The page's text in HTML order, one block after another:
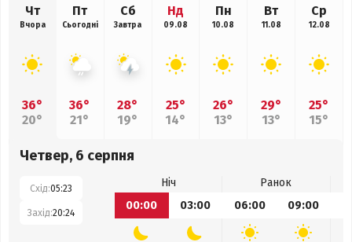
Чт
Вчора
36°
20°
Пт
Сьогодні
36°
21°
Сб
Завтра
28°
19°
Нд
09.08
25°
14°
Пн
10.08
26°
13°
Вт
11.08
29°
13°
Ср
12.08
25°
15°
Четвер, 6 серпня
Схід:05:23
Захід:20:24
Ніч
Ранок
00:00
03:00 06:00 09:00